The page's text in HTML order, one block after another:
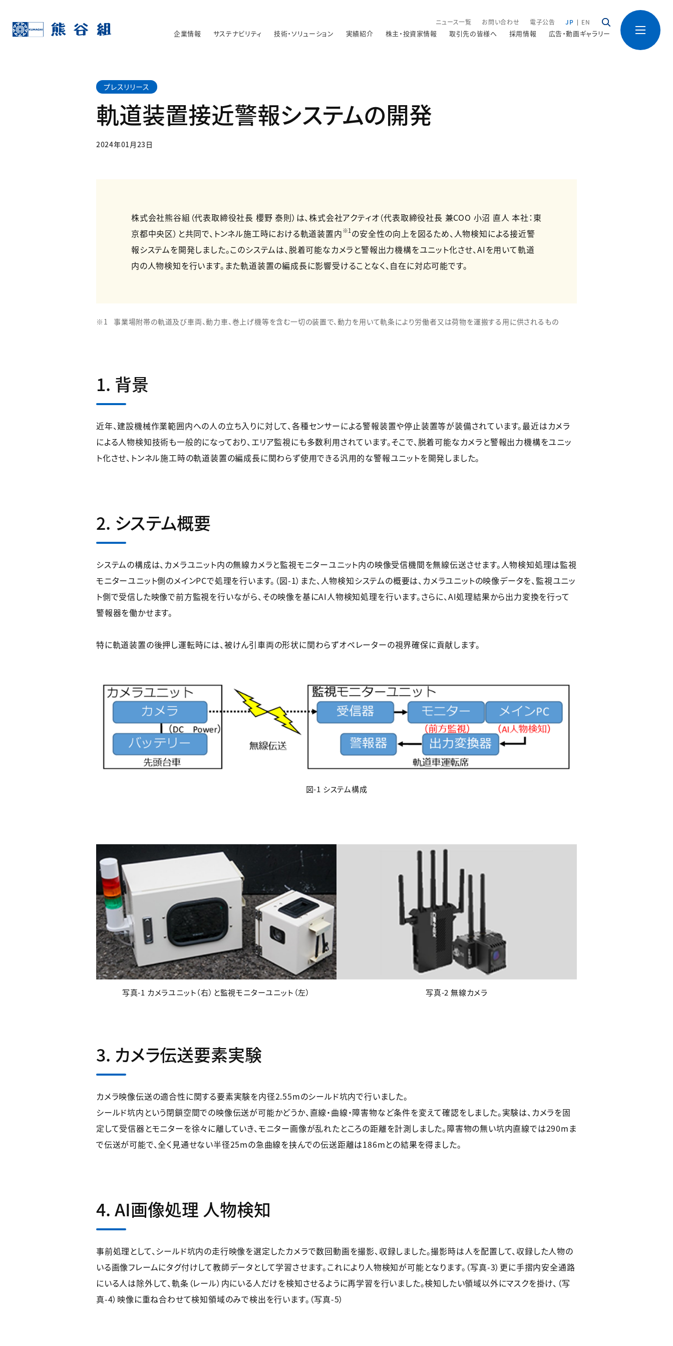
ニュース一覧 お問い合わせ 電子公告 JP EN
企業情報 サステナビリティ 技術・ソリューション 実績紹介 株主・投資家情報 取引先の皆様へ 採用情報 広告・動画ギャラリー
プレスリリース
軌道装置接近警報システムの開発
2024年01月23日
株式会社熊谷組（代表取締役社長 櫻野 泰則）は、株式会社アクティオ（代表取締役社長 兼COO 小沼 直人 本社：東
京都中央区）と共同で、トンネル施工時における軌道装置内※1 の安全性の向上を図るため、人物検知による接近警
報システムを開発しました。このシステムは、脱着可能なカメラと警報出力機構をユニット化させ、AIを用いて軌道
内の人物検知を行います。また軌道装置の編成長に影響受けることなく、自在に対応可能です。
事業場附帯の軌道及び車両、動力車、巻上げ機等を含む一切の装置で、動力を用いて軌条により労働者又は荷物を運搬する用に供されるもの
1. 背景
近年、建設機械作業範囲内への人の立ち入りに対して、各種センサーによる警報装置や停止装置等が装備されています。最近はカメラ
による人物検知技術も一般的になっており、エリア監視にも多数利用されています。そこで、脱着可能なカメラと警報出力機構をユニッ
ト化させ、トンネル施工時の軌道装置の編成長に関わらず使用できる汎用的な警報ユニットを開発しました。
2. システム概要
システムの構成は、カメラユニット内の無線カメラと監視モニターユニット内の映像受信機間を無線伝送させます。人物検知処理は監視
モニターユニット側のメインPCで処理を行います。（図-1）また、人物検知システムの概要は、カメラユニットの映像データを、監視ユニッ
ト側で受信した映像で前方監視を行いながら、その映像を基にAI人物検知処理を行います。さらに、AI処理結果から出力変換を行って
警報器を働かせます。
特に軌道装置の後押し運転時には、被けん引車両の形状に関わらずオペレーターの視界確保に貢献します。
図-1 システム構成
写真-1 カメラユニット（右）と監視モニターユニット（左） 写真-2 無線カメラ
3. カメラ伝送要素実験
カメラ映像伝送の適合性に関する要素実験を内径2.55mのシールド坑内で行いました。
シールド坑内という閉鎖空間での映像伝送が可能かどうか、直線・曲線・障害物など条件を変えて確認をしました。実験は、カメラを固
定して受信器とモニターを徐々に離していき、モニター画像が乱れたところの距離を計測しました。障害物の無い坑内直線では290mま
で伝送が可能で、全く見通せない半径25mの急曲線を挟んでの伝送距離は186mとの結果を得ました。
4. AI画像処理 人物検知
事前処理として、シールド坑内の走行映像を選定したカメラで数回動画を撮影、収録しました。撮影時は人を配置して、収録した人物の
いる画像フレームにタグ付けして教師データとして学習させます。これにより人物検知が可能となります。（写真-3）更に手摺内安全通路
にいる人は除外して、軌条（レール）内にいる人だけを検知させるように再学習を行いました。検知したい領域以外にマスクを掛け、（写
真-4）映像に重ね合わせて検知領域のみで検出を行います。（写真-5）